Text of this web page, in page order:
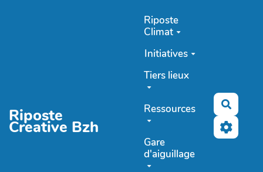
Riposte
Creative Bzh
Riposte
Climat
Initiatives
Tiers lieux
Ressources
Gare
d'aiguillage